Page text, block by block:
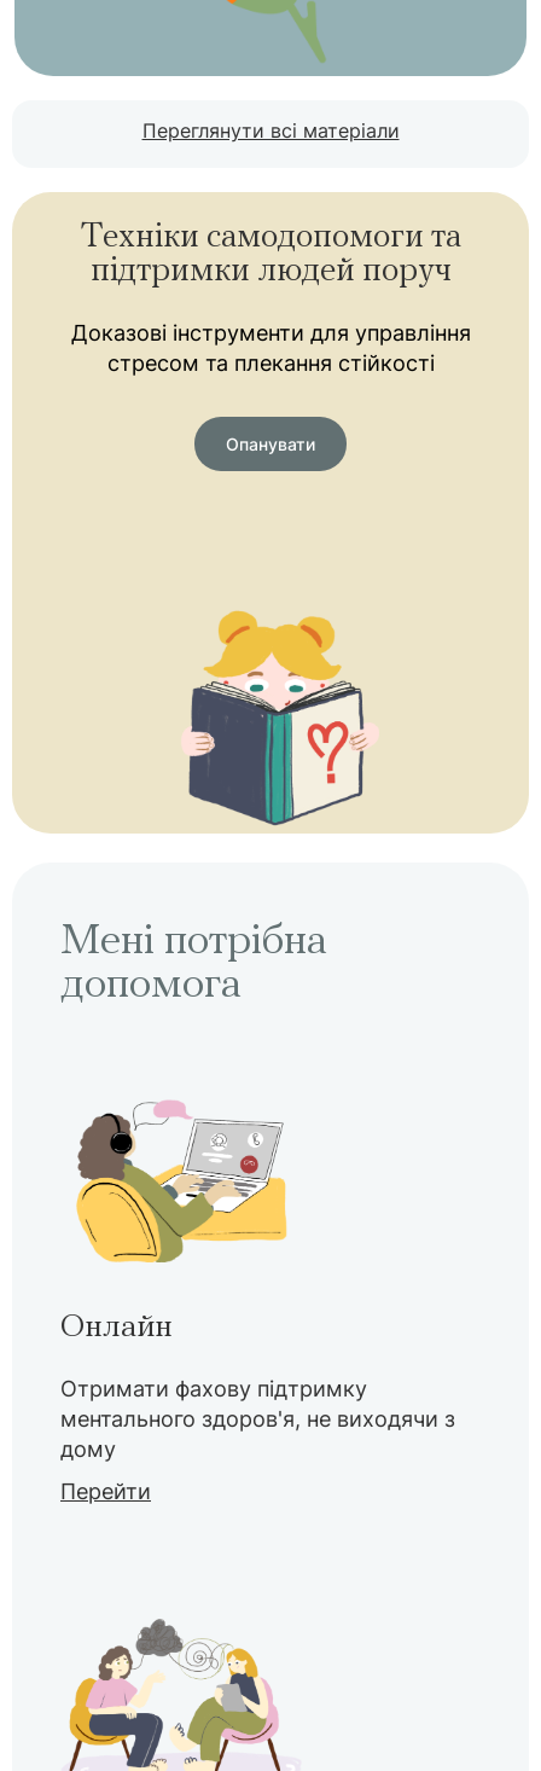
Переглянути всі матеріали
Техніки самодопомоги та
підтримки людей поруч
Доказові інструменти для управління
стресом та плекання стійкості
Опанувати
Мені потрібна
допомога
Онлайн
Отримати фахову підтримку
ментального здоров'я, не виходячи з
дому
Перейти